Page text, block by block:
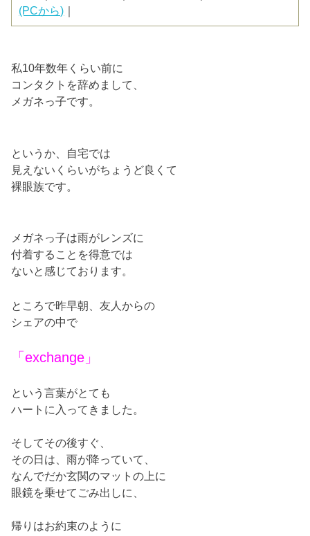
(PCから) ｜
私10年数年くらい前に
コンタクトを辞めまして、
メガネっ子です。
というか、自宅では
見えないくらいがちょうど良くて
裸眼族です。
メガネっ子は雨がレンズに
付着することを得意では
ないと感じております。
ところで昨早朝、友人からの
シェアの中で
「exchange」
という言葉がとても
ハートに入ってきました。
そしてその後すぐ、
その日は、雨が降っていて、
なんでだか玄関のマットの上に
眼鏡を乗せてごみ出しに、
帰りはお約束のように